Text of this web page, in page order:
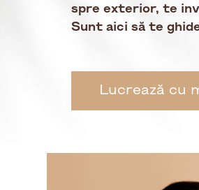
spre exterior, te
Sunt aici să te
Lucrează cu